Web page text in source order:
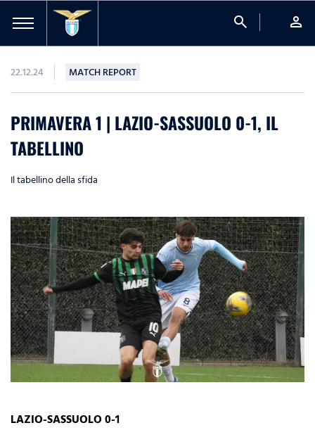
search person
22.12.24 MATCH REPORT
PRIMAVERA 1 | LAZIO-SASSUOLO 0-1, IL
TABELLINO
Il tabellino della sfida
LAZIO-SASSUOLO 0-1